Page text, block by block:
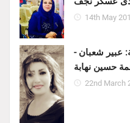
14th May
عبير شعبان -
حسين نهابة
22nd March